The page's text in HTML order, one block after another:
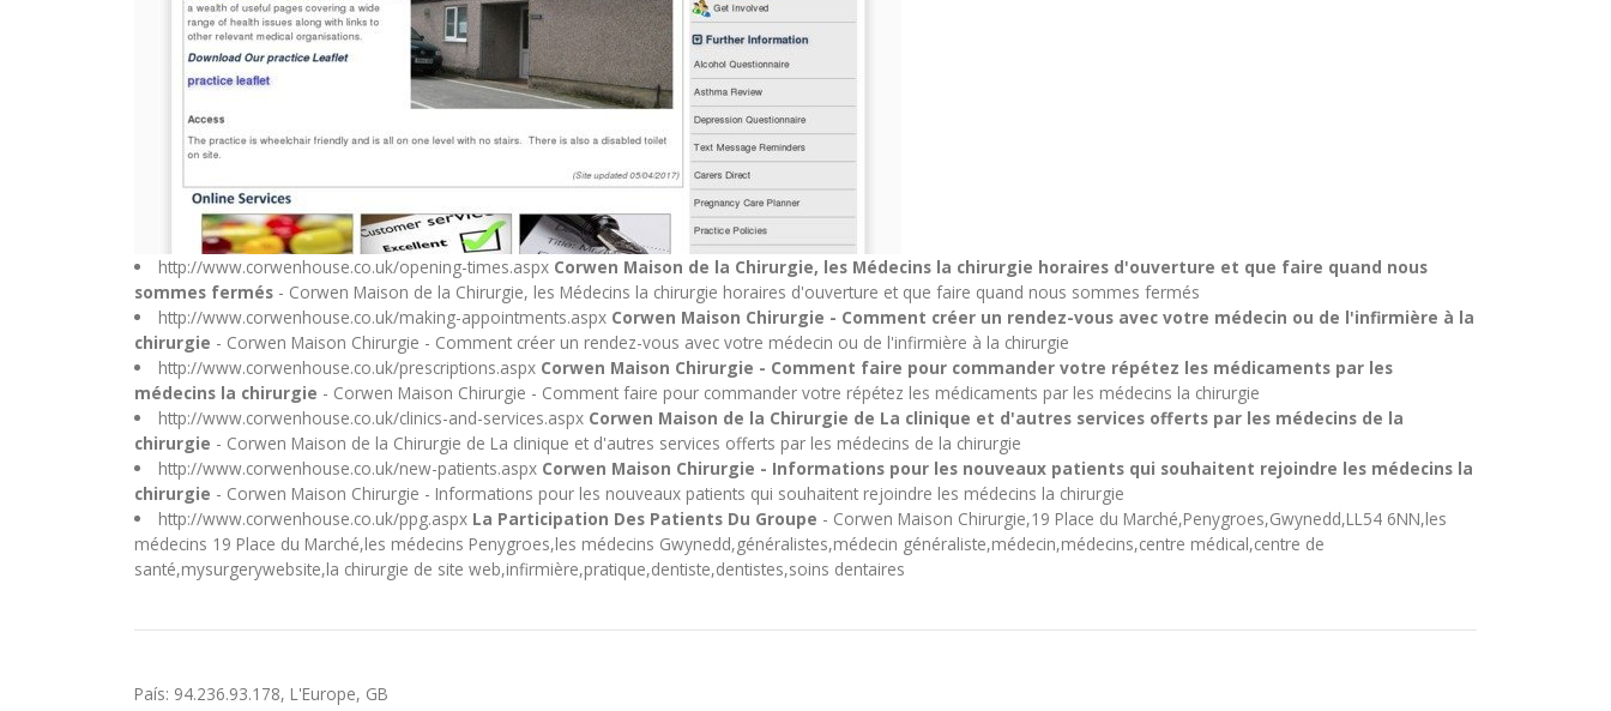
http://www.corwenhouse.co.uk/opening-times.aspx Corwen Maison de la Chirurgie, les Médecins la chirurgie horaires d'ouverture et que faire quand nous
sommes fermés - Corwen Maison de la Chirurgie, les Médecins la chirurgie horaires d'ouverture et que faire quand nous sommes fermés
http://www.corwenhouse.co.uk/making-appointments.aspx Corwen Maison Chirurgie - Comment créer un rendez-vous avec votre médecin ou de l'infirmière à la
chirurgie - Corwen Maison Chirurgie - Comment créer un rendez-vous avec votre médecin ou de l'infirmière à la chirurgie
http://www.corwenhouse.co.uk/prescriptions.aspx Corwen Maison Chirurgie - Comment faire pour commander votre répétez les médicaments par les
médecins la chirurgie - Corwen Maison Chirurgie - Comment faire pour commander votre répétez les médicaments par les médecins la chirurgie
http://www.corwenhouse.co.uk/clinics-and-services.aspx Corwen Maison de la Chirurgie de La clinique et d'autres services offerts par les médecins de la
chirurgie - Corwen Maison de la Chirurgie de La clinique et d'autres services offerts par les médecins de la chirurgie
http://www.corwenhouse.co.uk/new-patients.aspx Corwen Maison Chirurgie - Informations pour les nouveaux patients qui souhaitent rejoindre les médecins la
chirurgie - Corwen Maison Chirurgie - Informations pour les nouveaux patients qui souhaitent rejoindre les médecins la chirurgie
http://www.corwenhouse.co.uk/ppg.aspx La Participation Des Patients Du Groupe - Corwen Maison Chirurgie,19 Place du Marché,Penygroes,Gwynedd,LL54 6NN,les
médecins 19 Place du Marché,les médecins Penygroes,les médecins Gwynedd,généralistes,médecin généraliste,médecin,médecins,centre médical,centre de
santé,mysurgerywebsite,la chirurgie de site web,infirmière,pratique,dentiste,dentistes,soins dentaires
País: 94.236.93.178, L'Europe, GB